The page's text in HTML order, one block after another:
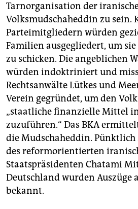
Tarnorganisation der
Volksmudschaheddin zu sein.
Parteimitgliedern würden
Familien ausgegliedert, um
zu schicken. Die angeblichen
würden indoktriniert und
Rechtsanwälte Lütkes und
Verein gegründet, um den
„staatliche finanzielle Mittel
zuzuführen.“ Das BKA
die Mudschaheddin. Pünktlich
des reformorientierten
Staatspräsidenten Chatami
Deutschland wurden Auszüge
bekannt.